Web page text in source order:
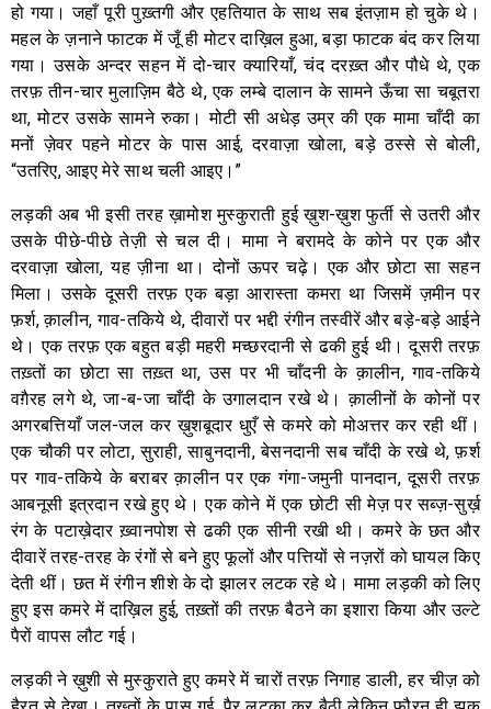
हो गया। जहाँ पूरी पुख़्तगी और एहतियात के साथ सब इंतज़ाम हो चुके थे।
महल के ज़नाने फाटक में जूँ ही मोटर दाख़िल हुआ, बड़ा फाटक बंद कर लिया
गया। उसके अन्दर सहन में दो-चार क्यारियाँ, चंद दरख़्त और पौधे थे, एक
तरफ़ तीन-चार मुलाज़िम बैठे थे, एक लम्बे दालान के सामने ऊँचा सा चबूतरा
था, मोटर उसके सामने रुका। मोटी सी अधेड़ उम्र की एक मामा चाँदी का
मनों ज़ेवर पहने मोटर के पास आई, दरवाज़ा खोला, बड़े ठस्से से बोली,
“उतरिए, आइए मेरे साथ चली आइए।”
लड़की अब भी इसी तरह ख़ामोश मुस्कुराती हुई ख़ुश-ख़ुश फुर्ती से उतरी और
उसके पीछे-पीछे तेज़ी से चल दी। मामा ने बरामदे के कोने पर एक और
दरवाज़ा खोला, यह ज़ीना था। दोनों ऊपर चढ़े। एक और छोटा सा सहन
मिला। उसके दूसरी तरफ़ एक बड़ा आरास्ता कमरा था जिसमें ज़मीन पर
फ़र्श, क़ालीन, गाव-तकिये थे, दीवारों पर भद्दी रंगीन तस्वीरें और बड़े-बड़े आईने
थे। एक तरफ़ एक बहुत बड़ी महरी मच्छरदानी से ढकी हुई थी। दूसरी तरफ़
तख़्तों का छोटा सा तख़्त था, उस पर भी चाँदनी के क़ालीन, गाव-तकिये
वग़ैरह लगे थे, जा-ब-जा चाँदी के उगालदान रखे थे। क़ालीनों के कोनों पर
अगरबत्तियाँ जल-जल कर ख़ुशबूदार धुएँ से कमरे को मोअत्तर कर रही थीं।
एक चौकी पर लोटा, सुराही, साबुनदानी, बेसनदानी सब चाँदी के रखे थे, फ़र्श
पर गाव-तकिये के बराबर क़ालीन पर एक गंगा-जमुनी पानदान, दूसरी तरफ़
आबनूसी इत्रदान रखे हुए थे। एक कोने में एक छोटी सी मेज़ पर सब्ज़-सुर्ख़
रंग के पटाख़ेदार ख़्वानपोश से ढकी एक सीनी रखी थी। कमरे के छत और
दीवारें तरह-तरह के रंगों से बने हुए फूलों और पत्तियों से नज़रों को घायल किए
देती थीं। छत में रंगीन शीशे के दो झालर लटक रहे थे। मामा लड़की को लिए
हुए इस कमरे में दाख़िल हुई, तख़्तों की तरफ़ बैठने का इशारा किया और उल्टे
पैरों वापस लौट गई।
लड़की ने ख़ुशी से मुस्कुराते हुए कमरे में चारों तरफ़ निगाह डाली, हर चीज़ को